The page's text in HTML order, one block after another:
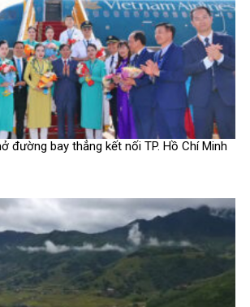
đường bay thẳng kết nối TP. Hồ Chí Minh